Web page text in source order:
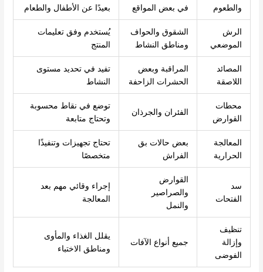
والطعوم
في بعض المواقع
بعيدًا عن الأطفال والطعام
الرش
الموضعي
الشقوق والحواف
ومناطق النشاط
يُستخدم وفق تعليمات
المنتج
المصائد
اللاصقة
المراقبة وبعض
الحشرات الزاحفة
تفيد في تحديد مستوى
النشاط
محطات
القوارض
الفئران والجرذان
توضع في نقاط محسوبة
وتحتاج متابعة
المعالجة
الحرارية
بعض حالات بق
الفراش
تحتاج تجهيزات وتنفيذًا
متخصصًا
سد
الفتحات
القوارض
والصراصير
والنمل
إجراء وقائي مهم بعد
المعالجة
تنظيف
وإزالة
الفوضى
جميع أنواع الآفات
يقلل الغذاء والمأوى
ومناطق الاختباء